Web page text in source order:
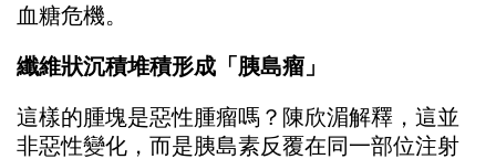
血糖危機。
纖維狀沉積堆積形成「胰島瘤」
這樣的腫塊是惡性腫瘤嗎？陳欣湄解釋，這並
非惡性變化，而是胰島素反覆在同一部位注射